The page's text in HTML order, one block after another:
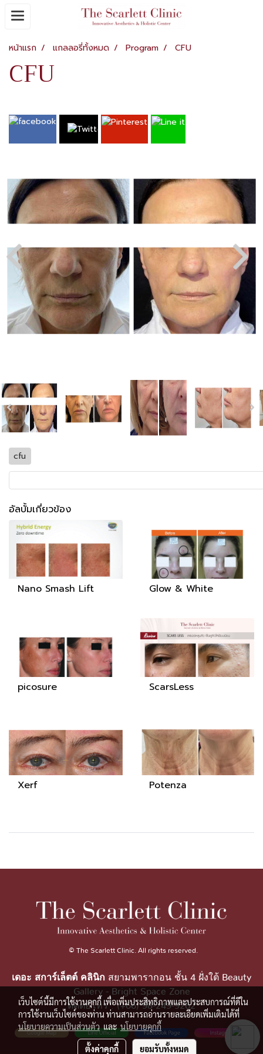
หน้าแรก แกลลอรี่ทั้งหมด Program CFU
CFU
cfu
อัลบั้มเกี่ยวข้อง
Nano Smash Lift Glow & White
picosure ScarsLess
Xerf Potenza
© The Scarlett Clinic. All rights reserved.
เดอะ สการ์เล็ตต์ คลินิก สยามพารากอน ชั้น 4 ฝั่งใต้ Beauty
Gallery - Bright Space Zone
ติดต่อโทร : (+66) 98-249-9262
เว็บไซต์นี้มีการใช้งานคุกกี้ เพื่อเพิ่มประสิทธิภาพและประสบการณ์ที่ดีใน
การใช้งานเว็บไซต์ของท่าน ท่านสามารถอ่านรายละเอียดเพิ่มเติมได้ที่
นโยบายความเป็นส่วนตัวและนโยบายคุกกี้
ตั้งค่าคุกกี้ ยอมรับทั้งหมด